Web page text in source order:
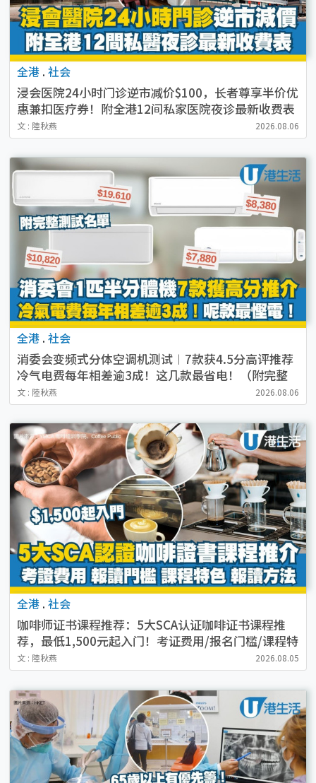
全港 . 社会
浸会医院24小时门诊逆市减价$100，长者尊享半价优
惠兼扣医疗券！附全港12间私家医院夜诊最新收费表
文 : 陸秋燕 2026.08.06
全港 . 社会
消委会变频式分体空调机测试︱7款获4.5分高评推荐
冷气电费每年相差逾3成！这几款最省电！（附完整
测试名单）
文 : 陸秋燕 2026.08.06
全港 . 社会
咖啡师证书课程推荐：5大SCA认证咖啡证书课程推
荐，最低1,500元起入门！考证费用/报名门槛/课程特
色
文 : 陸秋燕 2026.08.05